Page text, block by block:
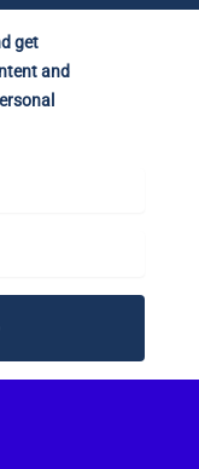
get
and